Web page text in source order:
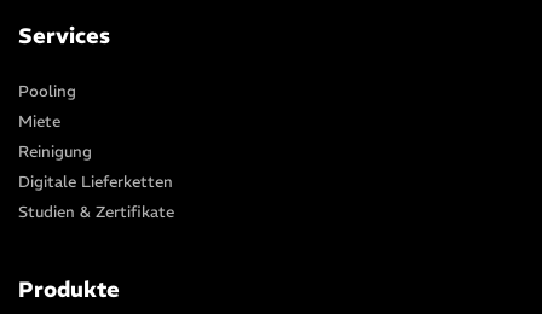
Services
Pooling
Miete
Reinigung
Digitale Lieferketten
Studien & Zertifikate
Produkte